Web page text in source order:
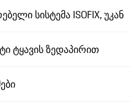
სისტემა ISOFIX, უკან
ტყავის ზედაპირით